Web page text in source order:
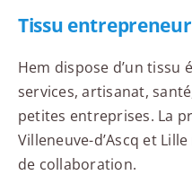
Tissu
Hem dispose d’un tissu
services, artisanat,
petites entreprises. La
Villeneuve-d’Ascq et
de collaboration.